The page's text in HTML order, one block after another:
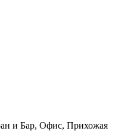
и Бар, Офис, Прихожая